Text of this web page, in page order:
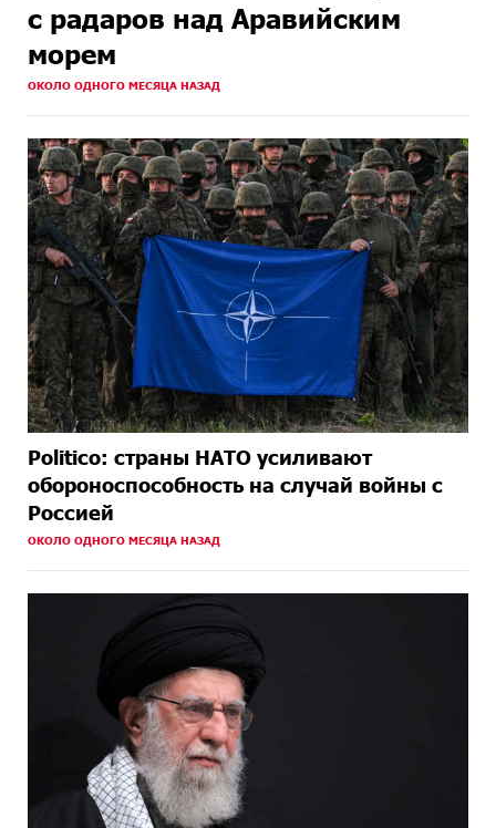
с радаров над Аравийским
морем
ОКОЛО ОДНОГО МЕСЯЦА НАЗАД
Politico: страны НАТО усиливают
обороноспособность на случай войны с
Россией
ОКОЛО ОДНОГО МЕСЯЦА НАЗАД